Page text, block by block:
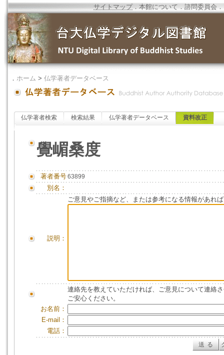
サイトマップ．本館について ．諮問委員会 ．
． ホーム > 仏学著者データベース
仏学著者検索 検索結果 仏学著者データベース 資料改正
覺嵋桑度
著者番号63899
別名：
説明：
ご意見やご指摘など、または参考になる情報があれ
連絡先を教えていただければ、ご意見について連絡
ご安心ください。
お名前：
E-mail：
電話：